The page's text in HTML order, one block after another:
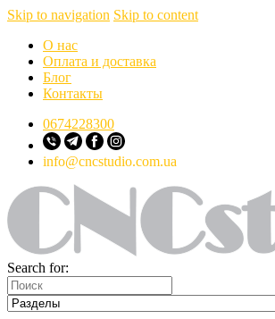
Skip to navigation Skip to content
О нас
Оплата и доставка
Блог
Контакты
0674228300
info@cncstudio.com.ua
Search for: